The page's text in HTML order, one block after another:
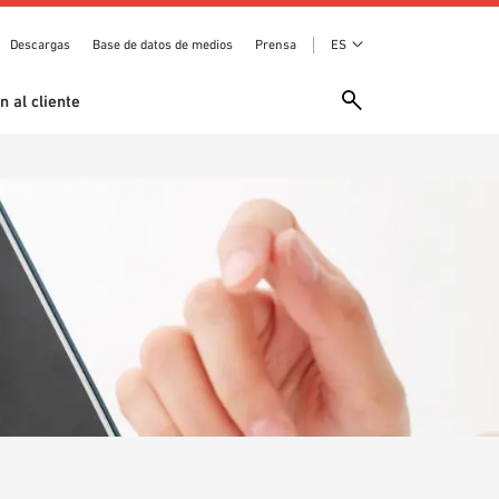
Descargas Base de datos de medios Prensa ES
al cliente